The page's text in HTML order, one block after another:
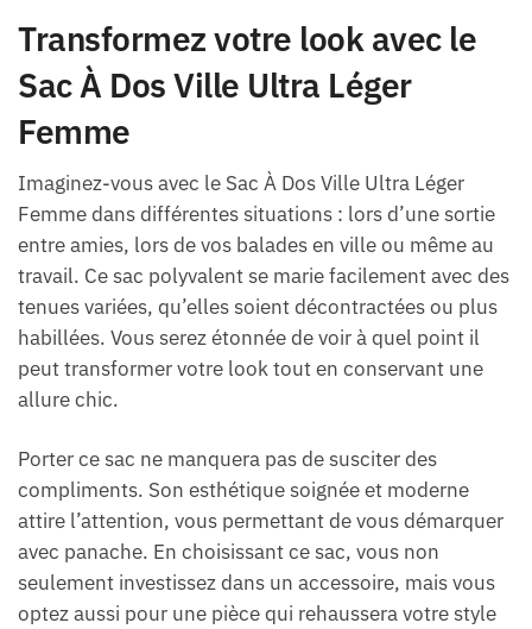
Transformez votre look avec le
Sac À Dos Ville Ultra Léger
Femme
Imaginez-vous avec le Sac À Dos Ville Ultra Léger
Femme dans différentes situations : lors d’une sortie
entre amies, lors de vos balades en ville ou même au
travail. Ce sac polyvalent se marie facilement avec des
tenues variées, qu’elles soient décontractées ou plus
habillées. Vous serez étonnée de voir à quel point il
peut transformer votre look tout en conservant une
allure chic.
Porter ce sac ne manquera pas de susciter des
compliments. Son esthétique soignée et moderne
attire l’attention, vous permettant de vous démarquer
avec panache. En choisissant ce sac, vous non
seulement investissez dans un accessoire, mais vous
optez aussi pour une pièce qui rehaussera votre style